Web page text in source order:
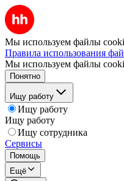
Мы используем файлы
Правила использования
Мы используем файлы
Понятно
Ищу работу
Ищу работу
Ищу работу
Ищу сотрудника
Сервисы
Помощь
Ещё